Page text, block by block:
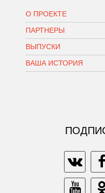
О ПРОЕКТЕ
ПАРТНЕРЫ
ВЫПУСКИ
ВАША ИСТОРИЯ